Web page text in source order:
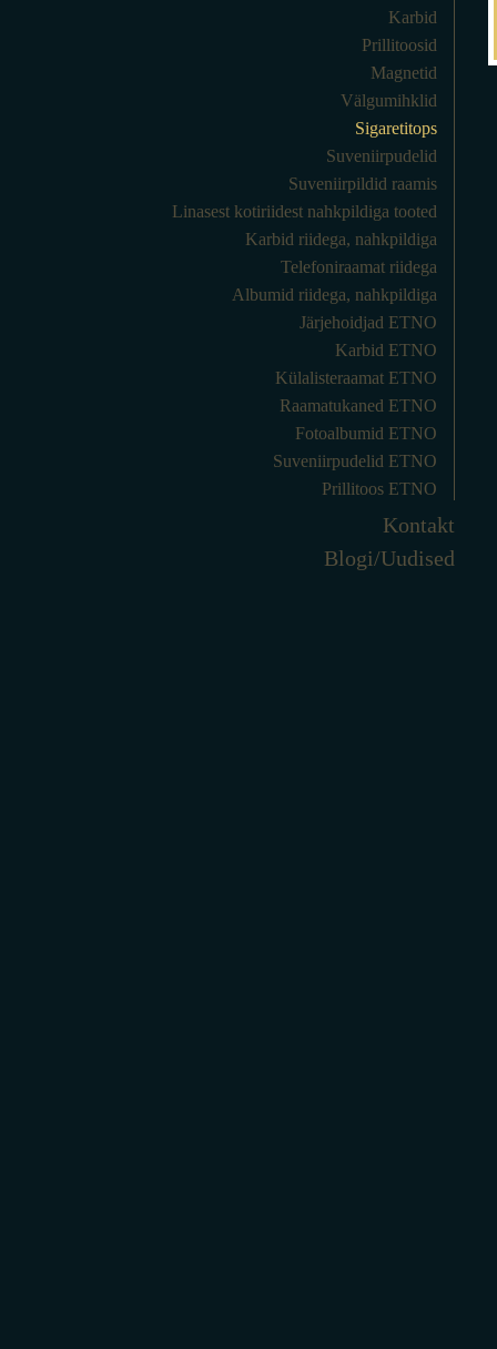
Karbid
Prillitoosid
Magnetid
Välgumihklid
Sigaretitops
Suveniirpudelid
Suveniirpildid raamis
Linasest kotiriidest nahkpildiga tooted
Karbid riidega, nahkpildiga
Telefoniraamat riidega
Albumid riidega, nahkpildiga
Järjehoidjad ETNO
Karbid ETNO
Külalisteraamat ETNO
Raamatukaned ETNO
Fotoalbumid ETNO
Suveniirpudelid ETNO
Prillitoos ETNO
Kontakt
Blogi/Uudised